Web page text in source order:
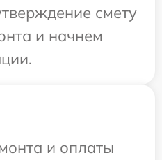
смету
и начнем
и оплаты